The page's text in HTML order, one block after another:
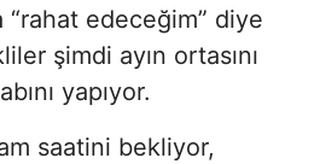
edeceğim” diye
şimdi ayın ortasını
yapıyor.
saatini bekliyor,